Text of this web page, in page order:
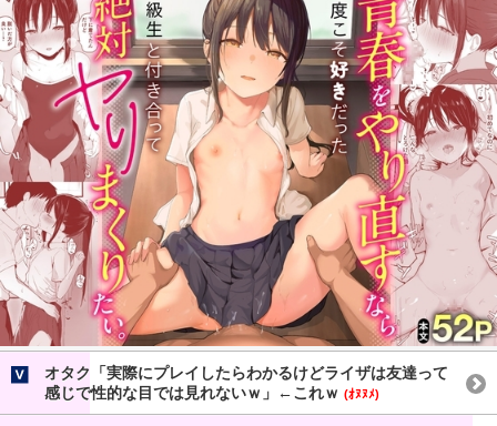
オタク「実際にプレイしたらわかるけどライザは友達って
感じで性的な目では見れないｗ」←これｗ (ｵﾇﾇﾒ)